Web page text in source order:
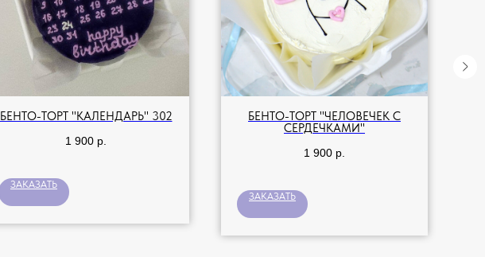
БЕНТО-ТОРТ "КАЛЕНДАРЬ" 302
1 900 р.
ЗАКАЗАТЬ
БЕНТО-ТОРТ "ЧЕЛОВЕЧЕК С
СЕРДЕЧКАМИ"
1 900 р.
ЗАКАЗАТЬ